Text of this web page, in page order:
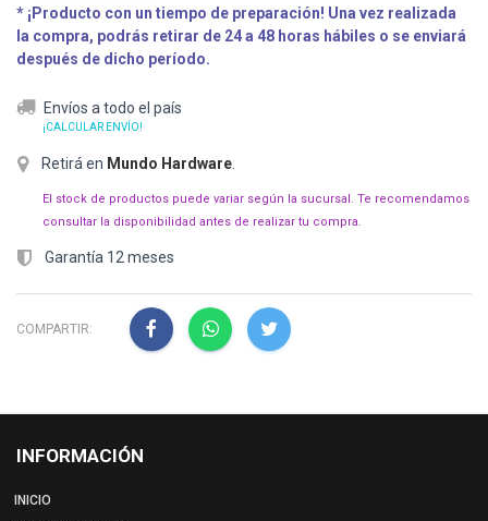
* ¡Producto con un tiempo de preparación! Una vez realizada
la compra, podrás retirar de 24 a 48 horas hábiles o se enviará
después de dicho período.
Envíos a todo el país
¡CALCULAR ENVÍO!
Retirá en Mundo Hardware
El stock de productos puede variar según la sucursal. Te recomendamos
consultar la disponibilidad antes de realizar tu compra.
Garantía 12 meses
COMPARTIR:
INFORMACIÓN
INICIO